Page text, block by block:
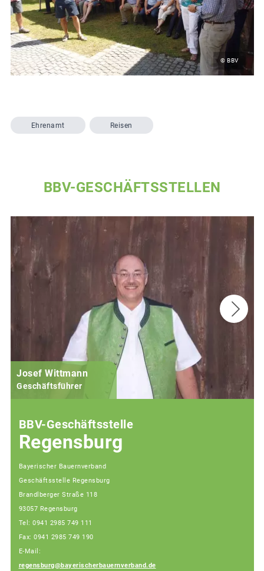
© BBV
Ehrenamt Reisen
BBV-GESCHÄFTSSTELLEN
Josef Wittmann
Geschäftsführer
BBV-Geschäftsstelle
Regensburg
Bayerischer Bauernverband
Geschäftsstelle Regensburg
Brandlberger Straße 118
93057 Regensburg
Tel: 0941 2985 749 111
Fax: 0941 2985 749 190
E-Mail:
regensburg@bayerischerbauernverband.de